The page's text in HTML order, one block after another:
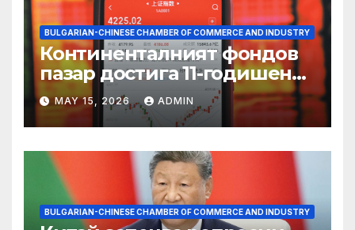
BULGARIAN-CHINESE CHAMBER OF COMMERCE AND INDUSTRY
Континенталният фондов
пазар достига 11-годишен
връх
MAY 15, 2026 ADMIN
BULGARIAN-CHINESE CHAMBER OF COMMERCE AND INDUSTRY